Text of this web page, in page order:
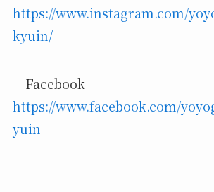
https://www.instagram.com/
kyuin/
Facebook
https://www.facebook.com/
yuin